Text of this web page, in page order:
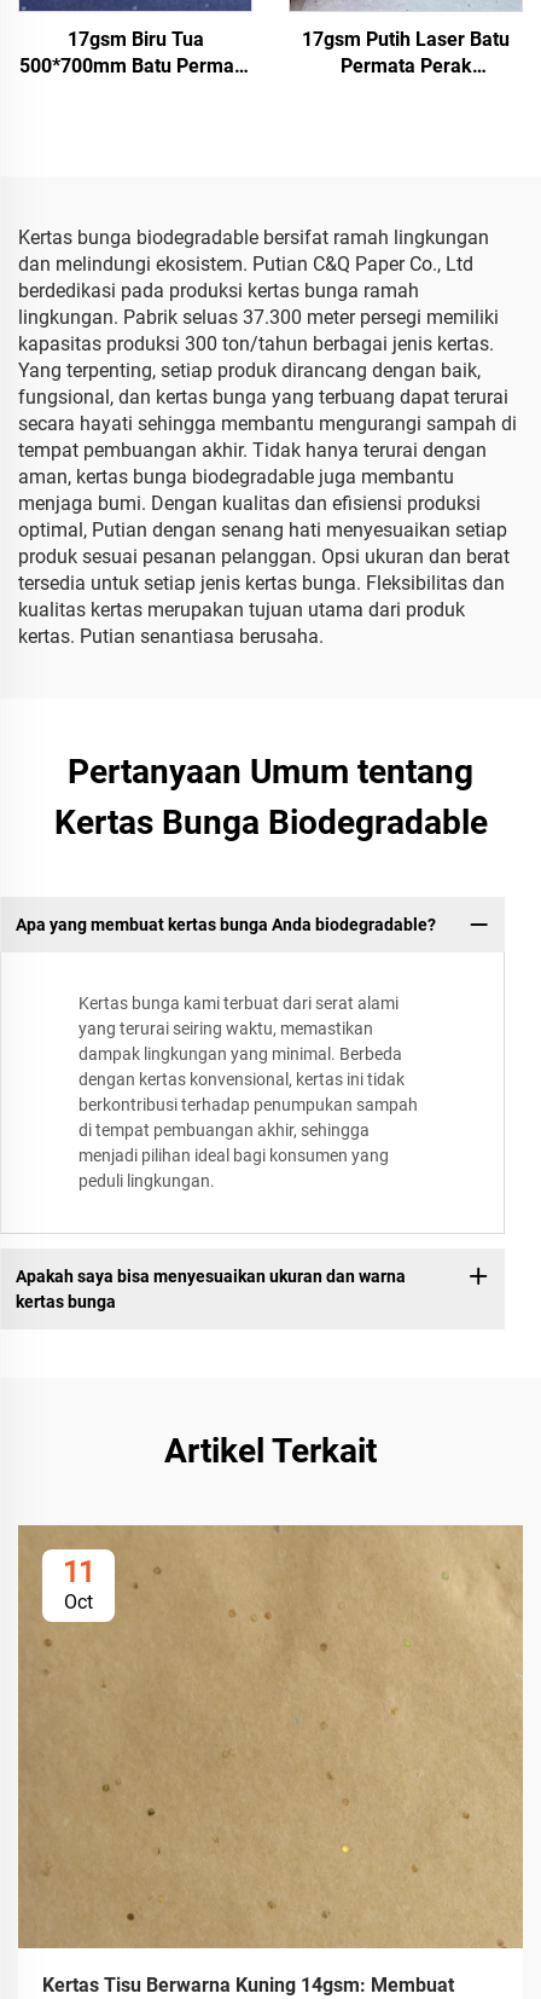
17gsm Biru Tua
500*700mm Batu Permata
17gsm Putih Laser Batu
Permata Perak
Kertas bunga biodegradable bersifat ramah lingkungan
dan melindungi ekosistem. Putian C&Q Paper Co., Ltd
berdedikasi pada produksi kertas bunga ramah
lingkungan. Pabrik seluas 37.300 meter persegi memiliki
kapasitas produksi 300 ton/tahun berbagai jenis kertas.
Yang terpenting, setiap produk dirancang dengan baik,
fungsional, dan kertas bunga yang terbuang dapat terurai
secara hayati sehingga membantu mengurangi sampah di
tempat pembuangan akhir. Tidak hanya terurai dengan
aman, kertas bunga biodegradable juga membantu
menjaga bumi. Dengan kualitas dan efisiensi produksi
optimal, Putian dengan senang hati menyesuaikan setiap
produk sesuai pesanan pelanggan. Opsi ukuran dan berat
tersedia untuk setiap jenis kertas bunga. Fleksibilitas dan
kualitas kertas merupakan tujuan utama dari produk
kertas. Putian senantiasa berusaha.
Pertanyaan Umum tentang
Kertas Bunga Biodegradable
Apa yang membuat kertas bunga Anda biodegradable?
Kertas bunga kami terbuat dari serat alami
yang terurai seiring waktu, memastikan
dampak lingkungan yang minimal. Berbeda
dengan kertas konvensional, kertas ini tidak
berkontribusi terhadap penumpukan sampah
di tempat pembuangan akhir, sehingga
menjadi pilihan ideal bagi konsumen yang
peduli lingkungan.
Apakah saya bisa menyesuaikan ukuran dan warna
kertas bunga
Artikel Terkait
11
Oct
Kertas Tisu Berwarna Kuning 14gsm: Membuat